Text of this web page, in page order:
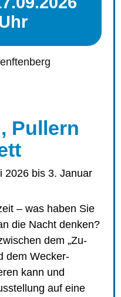
Pullern
2026 bis 3. Januar
– was haben Sie
die Nacht denken?
dem „Zu-
dem Wecker-
kann und
auf eine